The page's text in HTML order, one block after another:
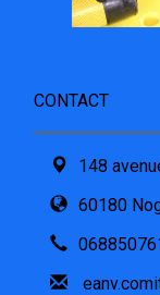
CONTACT
148
60180